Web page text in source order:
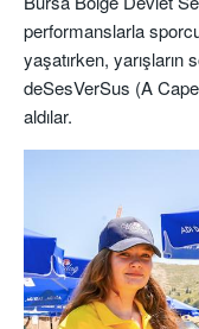
performanslarla
yaşatırken, yarışların
deSesVerSus (A
aldılar.